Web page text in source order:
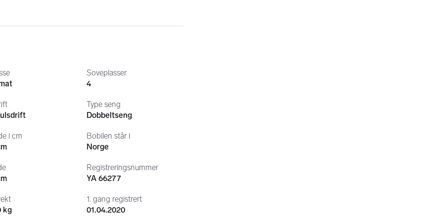
holder du alltid perfekt klima – sommer som
har du alltid strøm tilgjengelig til det du trenger,
skjerm
med ryggkamera, navigasjon og
gjøre kjøreopplevelsen trygg og behagelig.
i cm
kg
Soveplasser
4
Type seng
Dobbeltseng
Bobilen står i
Norge
Registreringsnummer
YA 66277
1. gang registrert
01.04.2020